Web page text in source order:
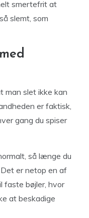
smertefrit at
slemt, som
man slet ikke kan
er faktisk,
gang du spiser
så længe du
er netop en af
faste bøjler, hvor
at beskadige